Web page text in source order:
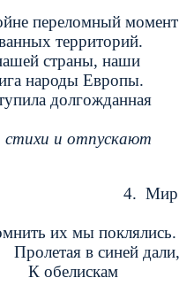
переломный момент
территорий.
страны, наши
ига народы Европы.
долгожданная
стихи и отпускают
4. Мир
их мы поклялись.
в синей дали,
К обелискам